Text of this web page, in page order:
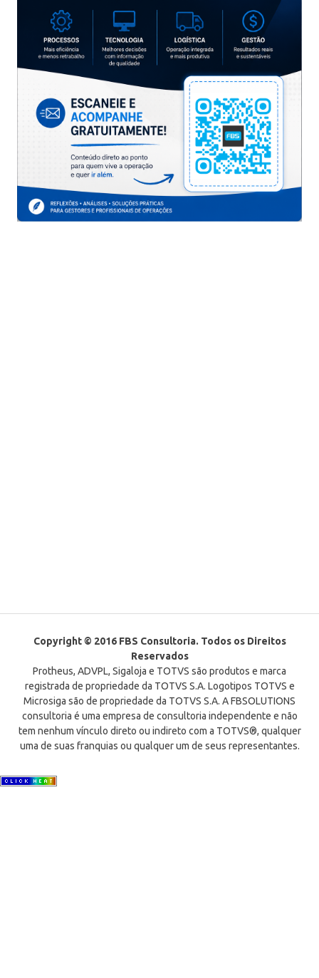
Copyright © 2016 FBS Consultoria. Todos os Direitos
Reservados
Protheus, ADVPL, Sigaloja e TOTVS são produtos e marca
registrada de propriedade da TOTVS S.A. Logotipos TOTVS e
Microsiga são de propriedade da TOTVS S.A. A FBSOLUTIONS
consultoria é uma empresa de consultoria independente e não
tem nenhum vínculo direto ou indireto com a TOTVS®, qualquer
uma de suas franquias ou qualquer um de seus representantes.